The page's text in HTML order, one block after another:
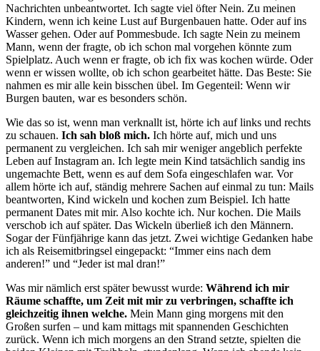
Nachrichten unbeantwortet. Ich sagte viel öfter Nein. Zu meinen
Kindern, wenn ich keine Lust auf Burgenbauen hatte. Oder auf ins
Wasser gehen. Oder auf Pommesbude. Ich sagte Nein zu meinem
Mann, wenn der fragte, ob ich schon mal vorgehen könnte zum
Spielplatz. Auch wenn er fragte, ob ich fix was kochen würde. Oder
wenn er wissen wollte, ob ich schon gearbeitet hätte. Das Beste: Sie
nahmen es mir alle kein bisschen übel. Im Gegenteil: Wenn wir
Burgen bauten, war es besonders schön.
Wie das so ist, wenn man verknallt ist, hörte ich auf links und rechts
zu schauen. Ich sah bloß mich. Ich hörte auf, mich und uns
permanent zu vergleichen. Ich sah mir weniger angeblich perfekte
Leben auf Instagram an. Ich legte mein Kind tatsächlich sandig ins
ungemachte Bett, wenn es auf dem Sofa eingeschlafen war. Vor
allem hörte ich auf, ständig mehrere Sachen auf einmal zu tun: Mails
beantworten, Kind wickeln und kochen zum Beispiel. Ich hatte
permanent Dates mit mir. Also kochte ich. Nur kochen. Die Mails
verschob ich auf später. Das Wickeln überließ ich den Männern.
Sogar der Fünfjährige kann das jetzt. Zwei wichtige Gedanken habe
ich als Reisemitbringsel eingepackt: “Immer eins nach dem
anderen!” und “Jeder ist mal dran!”
Was mir nämlich erst später bewusst wurde: Während ich mir
Räume schaffte, um Zeit mit mir zu verbringen, schaffte ich
gleichzeitig ihnen welche. Mein Mann ging morgens mit den
Großen surfen – und kam mittags mit spannenden Geschichten
zurück. Wenn ich mich morgens an den Strand setzte, spielten die